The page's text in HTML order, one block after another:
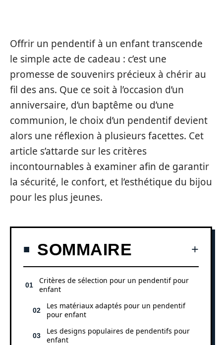
Offrir un pendentif à un enfant transcende
le simple acte de cadeau : c’est une
promesse de souvenirs précieux à chérir au
fil des ans. Que ce soit à l’occasion d’un
anniversaire, d’un baptême ou d’une
communion, le choix d’un pendentif devient
alors une réflexion à plusieurs facettes. Cet
article s’attarde sur les critères
incontournables à examiner afin de garantir
la sécurité, le confort, et l’esthétique du bijou
pour les plus jeunes.
SOMMAIRE
Critères de sélection pour un pendentif pour
enfant
Les matériaux adaptés pour un pendentif
pour enfant
Les designs populaires de pendentifs pour
enfant